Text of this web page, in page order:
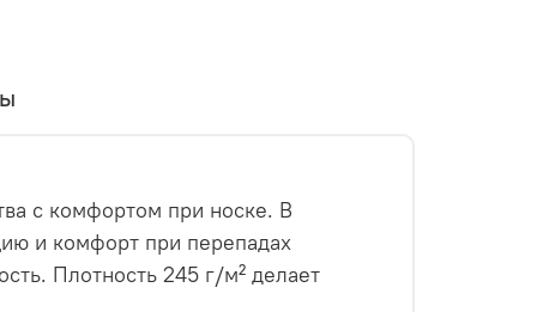
с комфортом при носке. В
и комфорт при перепадах
Плотность 245 г/м² делает